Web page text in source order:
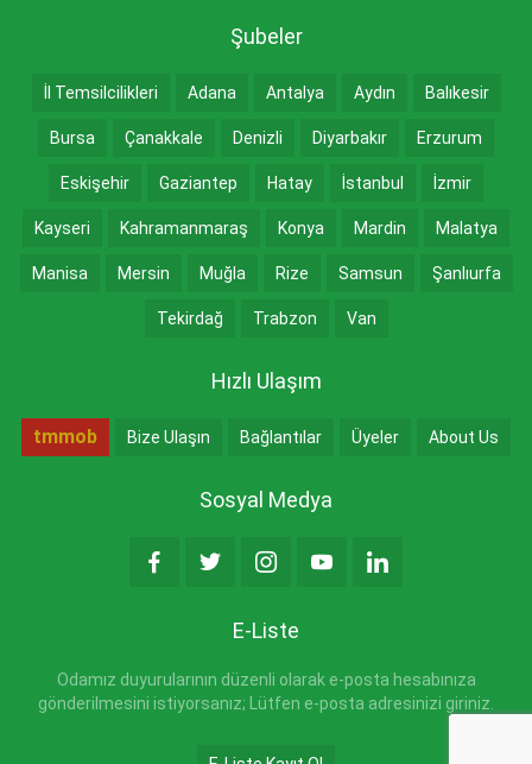
Şubeler
İl Temsilcilikleri Adana Antalya Aydın Balıkesir
Bursa Çanakkale Denizli Diyarbakır Erzurum
Eskişehir Gaziantep Hatay İstanbul İzmir
Kayseri Kahramanmaraş Konya Mardin Malatya
Manisa Mersin Muğla Rize Samsun Şanlıurfa
Tekirdağ Trabzon Van
Hızlı Ulaşım
tmmob Bize Ulaşın Bağlantılar Üyeler About Us
Sosyal Medya
E-Liste
Odamız duyurularının düzenli olarak e-posta hesabınıza
gönderilmesini istiyorsanız; Lütfen e-posta adresinizi giriniz.